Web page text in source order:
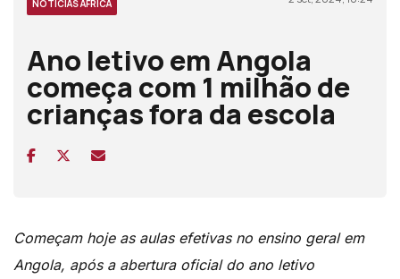
NOTÍCIAS ÁFRICA
Ano letivo em Angola
começa com 1 milhão de
crianças fora da escola
Começam hoje as aulas efetivas no ensino geral em
Angola, após a abertura oficial do ano letivo